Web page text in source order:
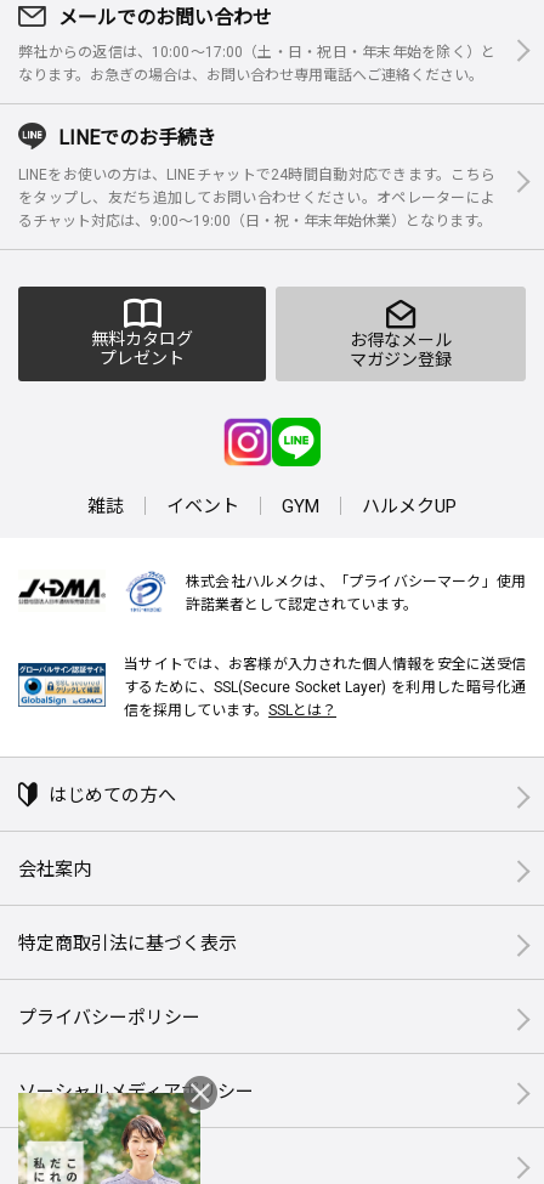
メールでのお問い合わせ
弊社からの返信は、10:00～17:00（土・日・祝日・年末年始を除く）と
なります。お急ぎの場合は、お問い合わせ専用電話へご連絡ください。
LINEでのお手続き
LINEをお使いの方は、LINEチャットで24時間自動対応できます。こちら
をタップし、友だち追加してお問い合わせください。オペレーターによ
るチャット対応は、9:00～19:00（日・祝・年末年始休業）となります。
無料カタログ
プレゼント
お得なメール
マガジン登録
雑誌 イベント GYM ハルメクUP
株式会社ハルメクは、「プライバシーマーク」使用
許諾業者として認定されています。
当サイトでは、お客様が入力された個人情報を安全に送受信
するために、SSL(Secure Socket Layer) を利用した暗号化通
信を採用しています。 SSLとは？
はじめての方へ
会社案内
特定商取引法に基づく表示
プライバシーポリシー
ソーシャルメディアポリシー
サイトマップ